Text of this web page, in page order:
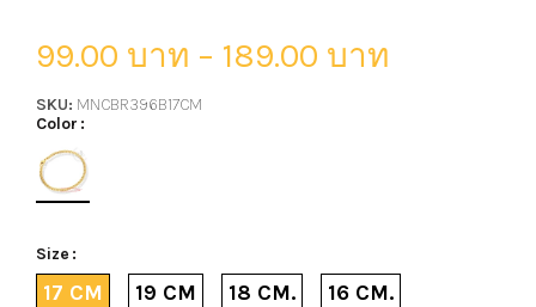
99.00 บาท – 189.00 บาท
SKU: MNCBR396B17CM
Color
Size
17 CM 19 CM 18 CM. 16 CM.